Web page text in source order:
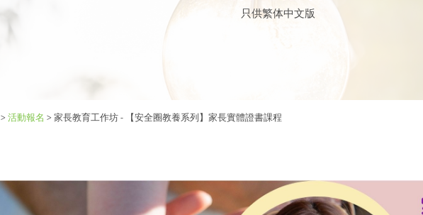
只供繁体中文版
> 活動報名 > 家長教育工作坊 - 【安全圈教養系列】家長實體證書課程